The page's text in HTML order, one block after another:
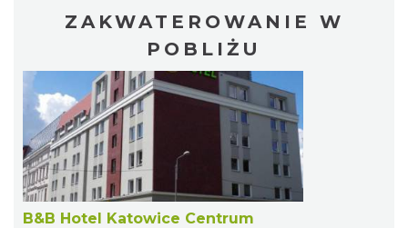
ZAKWATEROWANIE W
POBLIŻU
B&B Hotel Katowice Centrum